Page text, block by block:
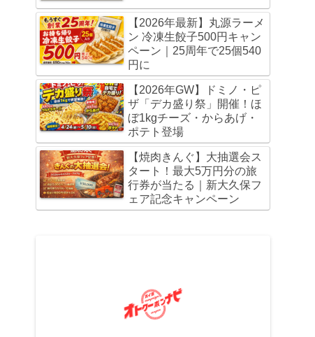
【2026年最新】丸源ラーメ
ン 冷凍生餃子500円キャン
ペーン｜25周年で25個540
円に
【2026年GW】ドミノ・ピ
ザ「デカ盛り祭」開催！ほ
ぼ1kgチーズ・からあげ・
ポテト登場
【焼肉きんぐ】大抽選会ス
タート！最大5万円分の旅
行券が当たる｜新大久保フ
ェア記念キャンペーン